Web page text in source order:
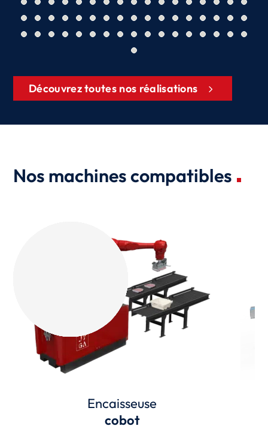
Découvrez toutes nos réalisations
Nos machines compatibles
Encaisseuse
cobot